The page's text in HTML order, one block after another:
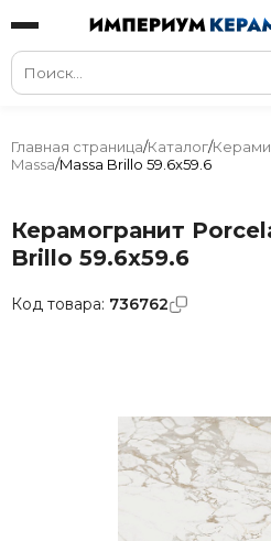
Главная страница/Каталог/
Massa/Massa Brillo 59.6x59.6
Керамогранит
Brillo 59.6x59.6
Код товара: 736762